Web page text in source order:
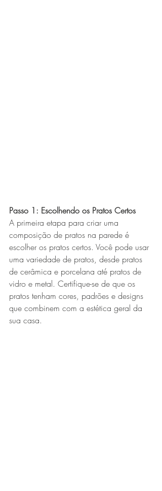
Passo 1: Escolhendo os Pratos Certos
A primeira etapa para criar uma
composição de pratos na parede é
escolher os pratos certos. Você pode usar
uma variedade de pratos, desde pratos
de cerâmica e porcelana até pratos de
vidro e metal. Certifique-se de que os
pratos tenham cores, padrões e designs
que combinem com a estética geral da
sua casa.